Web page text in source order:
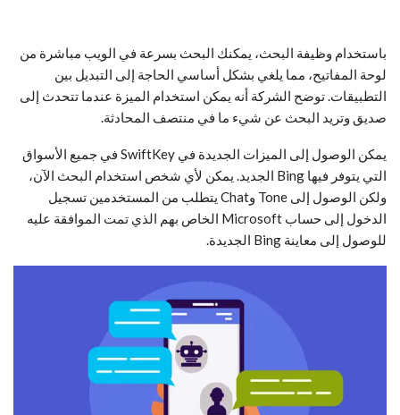
باستخدام وظيفة البحث، يمكنك البحث بسرعة في الويب مباشرة من
لوحة المفاتيح، مما يلغي بشكل أساسي الحاجة إلى التبديل بين
التطبيقات. توضح الشركة أنه يمكن استخدام الميزة عندما تتحدث إلى
صديق وتريد البحث عن شيء ما في منتصف المحادثة.
يمكن الوصول إلى الميزات الجديدة في SwiftKey في جميع الأسواق
التي يتوفر فيها Bing الجديد. يمكن لأي شخص استخدام البحث الآن،
ولكن الوصول إلى Tone وChat يتطلب من المستخدمين تسجيل
الدخول إلى حساب Microsoft الخاص بهم الذي تمت الموافقة عليه
للوصول إلى معاينة Bing الجديدة.